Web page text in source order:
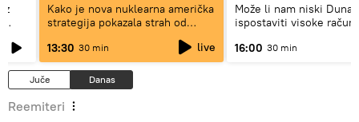
Kako je nova nuklearna američka
strategija pokazala strah od
13:30 30 min live
Može li nam niski Dunav
ispostaviti visoke
16:00 30 min
Juče Danas
Reemiteri